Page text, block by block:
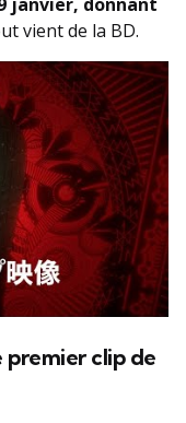
vient de la BD.
premier clip de